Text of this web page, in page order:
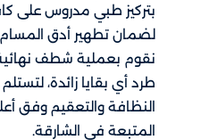
بتركيز طبي مدروس على
لضمان تطهير أدق المسام.
نقوم بعملية شطف
طرد أي بقايا زائدة،
النظافة والتعقيم وفق
المتبعة في الشارقة.